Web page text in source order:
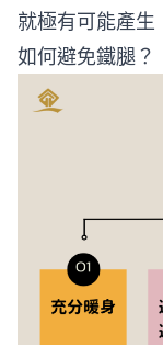
就極有可能產生
如何避免鐵腿？